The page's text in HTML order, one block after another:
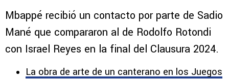
Mbappé recibió un contacto por parte de Sadio
Mané que compararon al de Rodolfo Rotondi
con Israel Reyes en la final del Clausura 2024.
La obra de arte de un canterano en los Juegos